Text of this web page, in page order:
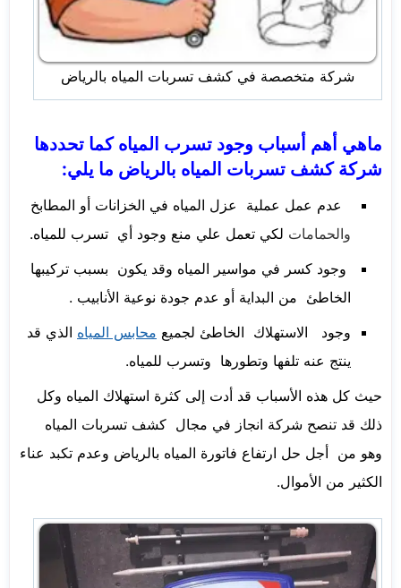
شركة متخصصة في كشف تسربات المياه بالرياض
ماهي أهم أسباب وجود تسرب المياه كما تحددها
شركة كشف تسربات المياه بالرياض ما يلي:
عدم عمل عملية عزل المياه في الخزانات أو المطابخ
والحمامات لكي تعمل علي منع وجود أي تسرب للمياه.
وجود كسر في مواسير المياه وقد يكون بسبب تركيبها
الخاطئ من البداية أو عدم جودة نوعية الأنابيب .
وجود الاستهلاك الخاطئ لجميع محابس المياه الذي قد
ينتج عنه تلفها وتطورها وتسرب للمياه.
حيث كل هذه الأسباب قد أدت إلى كثرة استهلاك المياه وكل
ذلك قد تنصح شركة انجاز في مجال كشف تسربات المياه
وهو من أجل حل ارتفاع فاتورة المياه بالرياض وعدم تكبد عناء
الكثير من الأموال.